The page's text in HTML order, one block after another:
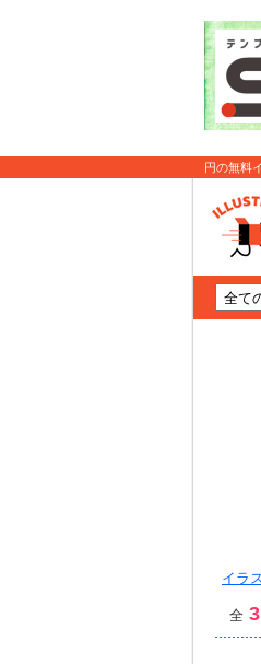
円の無料
イラ
全